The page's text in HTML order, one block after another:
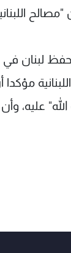
"مصالح
لبنان
مؤكدا
عليه، وأن